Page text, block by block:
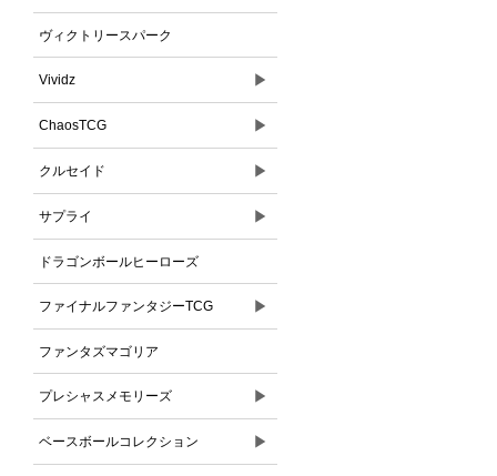
ヴィクトリースパーク
Vividz ▶
ChaosTCG ▶
クルセイド ▶
サプライ ▶
ドラゴンボールヒーローズ
ファイナルファンタジーTCG ▶
ファンタズマゴリア
プレシャスメモリーズ ▶
ベースボールコレクション ▶